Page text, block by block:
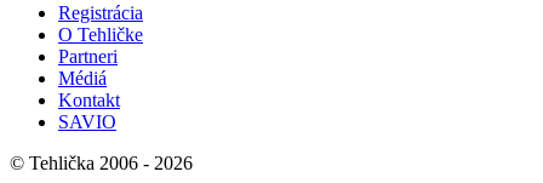
Registrácia
O Tehličke
Partneri
Médiá
Kontakt
SAVIO
© Tehlička 2006 - 2026